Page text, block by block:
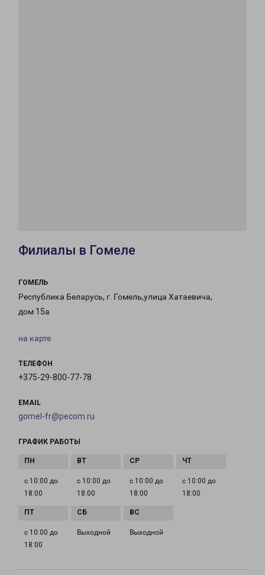
Филиалы в Гомеле
ГОМЕЛЬ
Республика Беларусь, г. Гомель,улица Хатаевича,
дом 15а
на карте
ТЕЛЕФОН
+375-29-800-77-78
EMAIL
gomel-fr@pecom.ru
ГРАФИК РАБОТЫ
с 10:00 до
18:00
с 10:00 до
18:00
с 10:00 до
18:00
с 10:00 до
18:00
с 10:00 до
18:00
Выходной Выходной